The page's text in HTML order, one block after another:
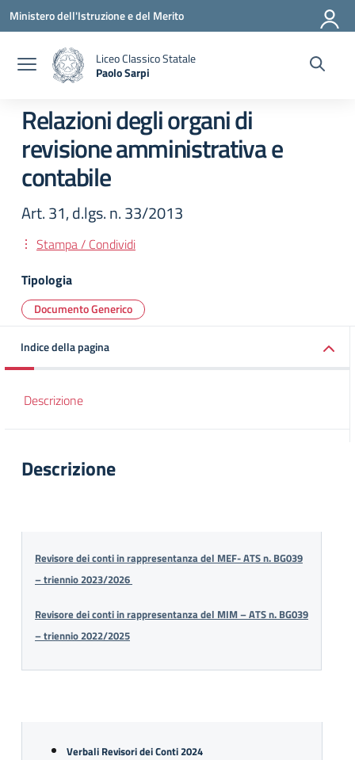
Vai ai contenuti
Vai al menu di navigazione
Vai al footer
Ministero dell'Istruzione e del Merito
Liceo Classico Statale
Paolo Sarpi
Relazioni degli organi di
revisione amministrativa e
contabile
Art. 31, d.lgs. n. 33/2013
Stampa / Condividi
Tipologia
Documento Generico
Indice della pagina
Descrizione
Descrizione
Revisore dei conti in rappresentanza del MEF- ATS n. BG039
– triennio 2023/2026
Revisore dei conti in rappresentanza del MIM – ATS n. BG039
– triennio 2022/2025
Verbali Revisori dei Conti 2024